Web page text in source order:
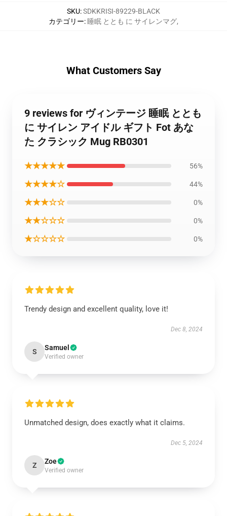
SKU:SDKKRISI-89229-BLACK
カテゴリー: 睡眠 ととも に サイレンマグ,
What Customers Say
9 reviews for ヴィンテージ 睡眠 ととも
に サイレン アイドル ギフト Fot あな
た クラシック Mug RB0301
★★★★★ 56%
★★★★☆ 44%
★★★☆☆ 0%
★★☆☆☆ 0%
★☆☆☆☆ 0%
Trendy design and excellent quality, love it!
Dec 8, 2024
S Samuel
Verified owner
Unmatched design, does exactly what it claims.
Dec 5, 2024
Z Zoe
Verified owner